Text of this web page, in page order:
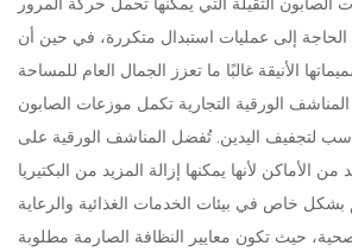
الحاجة إلى عمليات استبدال متكررة، في حين أن
الورقية التجارية تكمل موزعات الصابون
لتجفيف اليدين. تُفضل المناشف الورقية على
الأماكن لأنها يمكنها إزالة المزيد من البكتيريا
بشكل خاص في بيئات الخدمات الغذائية والرعاية